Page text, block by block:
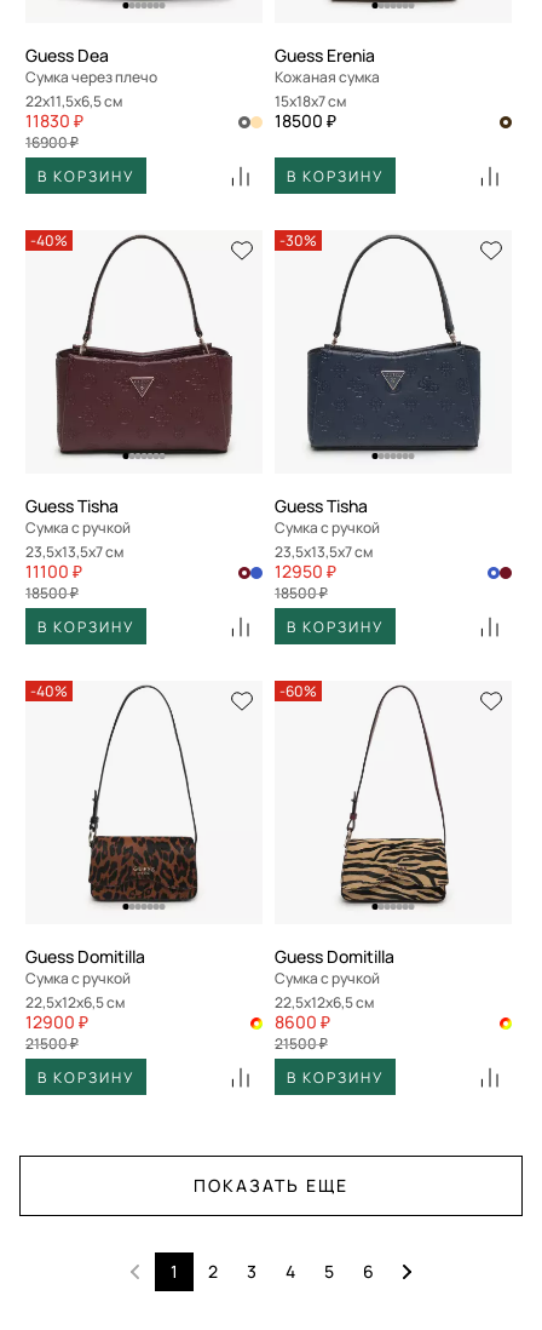
Guess Dea
Сумка через плечо
22x11,5x6,5 см
11830 ₽
16900 ₽
В КОРЗИНУ
Guess Erenia
Кожаная сумка
15x18x7 см
18500 ₽
В КОРЗИНУ
-40%
Guess Tisha
Сумка с ручкой
23,5x13,5x7 см
11100 ₽
18500 ₽
В КОРЗИНУ
-30%
Guess Tisha
Сумка с ручкой
23,5x13,5x7 см
12950 ₽
18500 ₽
В КОРЗИНУ
-40%
Guess Domitilla
Сумка с ручкой
22,5x12x6,5 см
12900 ₽
21500 ₽
В КОРЗИНУ
-60%
Guess Domitilla
Сумка с ручкой
22,5x12x6,5 см
8600 ₽
21500 ₽
В КОРЗИНУ
ПОКАЗАТЬ ЕЩЕ
1 2 3 4 5 6